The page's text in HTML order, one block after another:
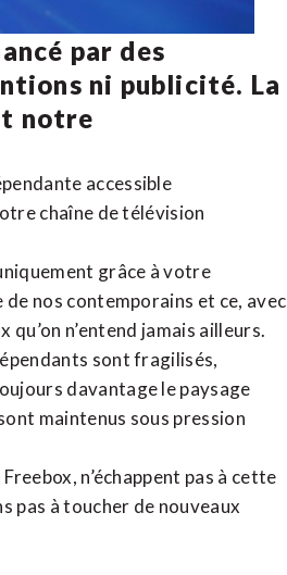
par des
ni publicité. La
notre
accessible
chaîne de télévision
grâce à votre
nos contemporains et ce, avec
qu’on n’entend jamais ailleurs.
sont fragilisés,
davantage le paysage
maintenus sous pression
n’échappent pas à cette
pas à toucher de nouveaux